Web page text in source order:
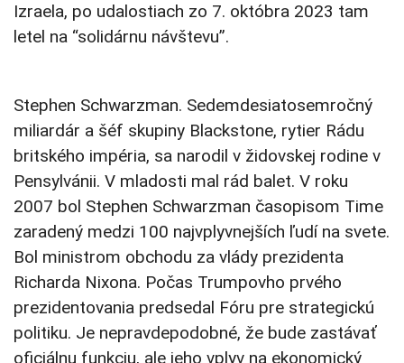
Izraela, po udalostiach zo 7. októbra 2023 tam
letel na “solidárnu návštevu”.
Stephen Schwarzman. Sedemdesiatosemročný
miliardár a šéf skupiny Blackstone, rytier Rádu
britského impéria, sa narodil v židovskej rodine v
Pensylvánii. V mladosti mal rád balet. V roku
2007 bol Stephen Schwarzman časopisom Time
zaradený medzi 100 najvplyvnejších ľudí na svete.
Bol ministrom obchodu za vlády prezidenta
Richarda Nixona. Počas Trumpovho prvého
prezidentovania predsedal Fóru pre strategickú
politiku. Je nepravdepodobné, že bude zastávať
oficiálnu funkciu, ale jeho vplyv na ekonomický